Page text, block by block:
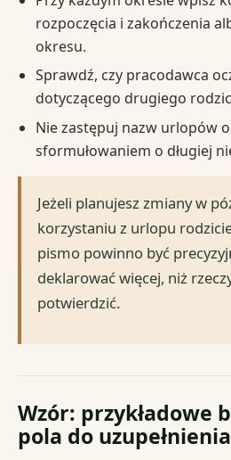
rozpoczęcia i zakończenia
okresu.
Sprawdź, czy pracodawca
dotyczącego drugiego
Nie zastępuj nazw urlopów
sformułowaniem o długiej
Jeżeli planujesz zmiany w
korzystaniu z urlopu
pismo powinno być
deklarować więcej, niż
potwierdzić.
Wzór: przykładowe
pola do uzupełnienia